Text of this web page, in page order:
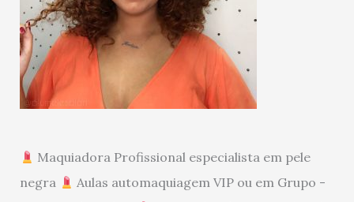
Maquiadora Profissional especialista em pele
negra
Aulas automaquiagem VIP ou em Grupo -